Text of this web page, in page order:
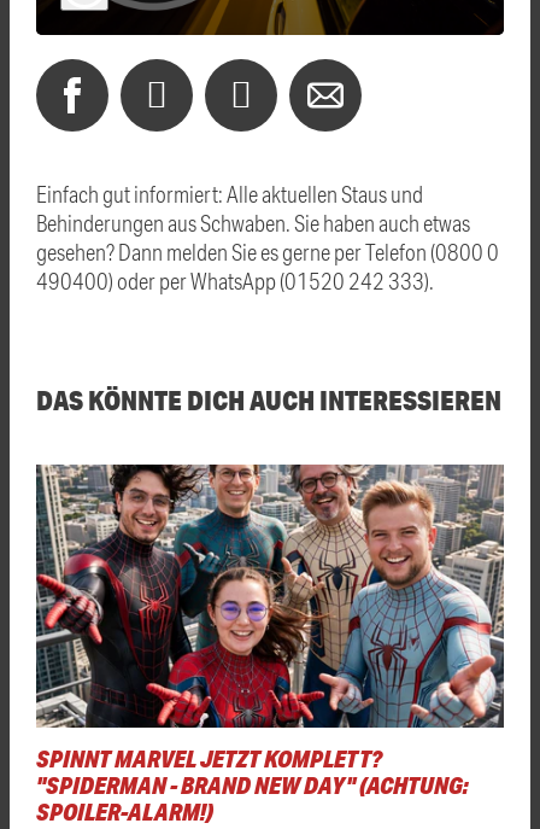
Einfach gut informiert: Alle aktuellen Staus und
Behinderungen aus Schwaben. Sie haben auch etwas
gesehen? Dann melden Sie es gerne per Telefon (0800 0
490400) oder per WhatsApp (01520 242 333).
DAS KÖNNTE DICH AUCH INTERESSIEREN
SPINNT MARVEL JETZT KOMPLETT?
"SPIDERMAN - BRAND NEW DAY" (ACHTUNG:
SPOILER-ALARM!)